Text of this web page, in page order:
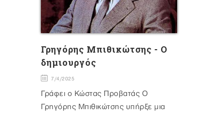
Γρηγόρης Μπιθικώτσης - Ο
δημιουργός
7/4/2025
Γράφει ο Κώστας Προβατάς Ο
Γρηγόρης Μπιθικώτσης υπήρξε μια